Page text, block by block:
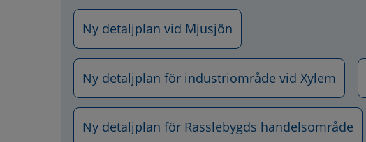
Ny detaljplan vid Mjusjön
Ny detaljplan för industriområde vid Xylem
Ny detaljplan för Rasslebygds handelsområde